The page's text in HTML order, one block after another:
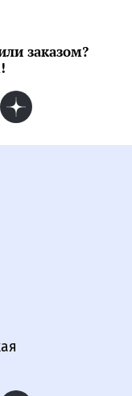
заказом?